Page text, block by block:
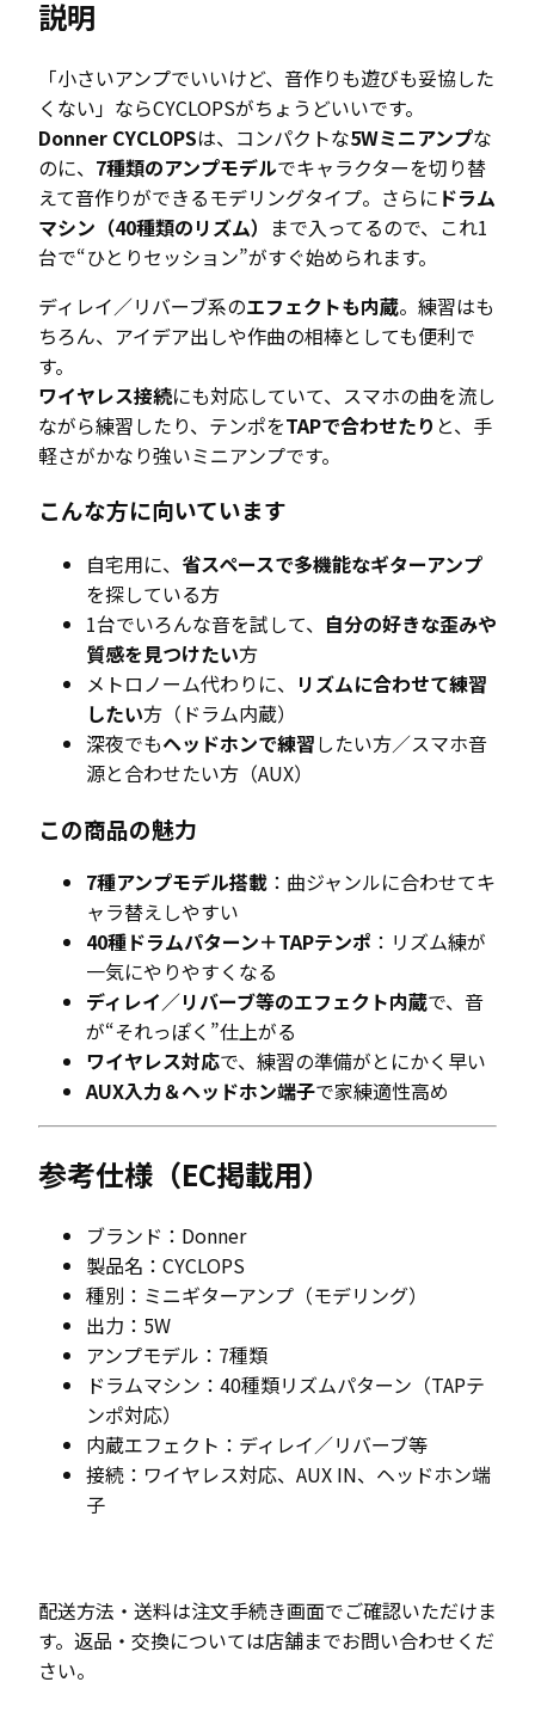
説明
「小さいアンプでいいけど、音作りも遊びも妥協した
くない」ならCYCLOPSがちょうどいいです。
Donner CYCLOPSは、コンパクトな5Wミニアンプな
のに、 7種類のアンプモデルでキャラクターを切り替
えて音作りができるモデリングタイプ。さらに ドラム
マシン（40種類のリズム） まで入ってるので、これ1
台で“ひとりセッション”がすぐ始められます。
ディレイ／リバーブ系のエフェクトも内蔵。練習はも
ちろん、アイデア出しや作曲の相棒としても便利で
す。
ワイヤレス接続にも対応していて、スマホの曲を流し
ながら練習したり、テンポをTAPで合わせたり と、手
軽さがかなり強いミニアンプです。
こんな方に向いています
自宅用に、 省スペースで多機能なギターアンプ
を探している方
1台でいろんな音を試して、 自分の好きな歪みや
質感を見つけたい方
メトロノーム代わりに、 リズムに合わせて練習
したい方（ドラム内蔵）
深夜でもヘッドホンで練習したい方／スマホ音
源と合わせたい方（AUX）
この商品の魅力
7種アンプモデル搭載 ：曲ジャンルに合わせてキ
ャラ替えしやすい
40種ドラムパターン＋TAPテンポ ：リズム練が
一気にやりやすくなる
ディレイ／リバーブ等のエフェクト内蔵で、音
が“それっぽく”仕上がる
ワイヤレス対応で、練習の準備がとにかく早い
AUX入力＆ヘッドホン端子で家練適性高め
参考仕様（EC掲載用）
ブランド：Donner
製品名：CYCLOPS
種別：ミニギターアンプ（モデリング）
出力：5W
アンプモデル：7種類
ドラムマシン：40種類リズムパターン（TAPテ
ンポ対応）
内蔵エフェクト：ディレイ／リバーブ等
接続：ワイヤレス対応、AUX IN、ヘッドホン端
子
配送方法・送料は注文手続き画面でご確認いただけま
す。返品・交換については店舗までお問い合わせくだ
さい。